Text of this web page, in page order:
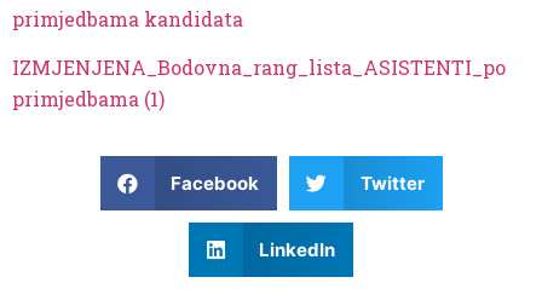
primjedbama kandidata
IZMJENJENA_Bodovna_rang_lista_ASISTENTI_po
primjedbama (1)
Facebook Twitter
LinkedIn